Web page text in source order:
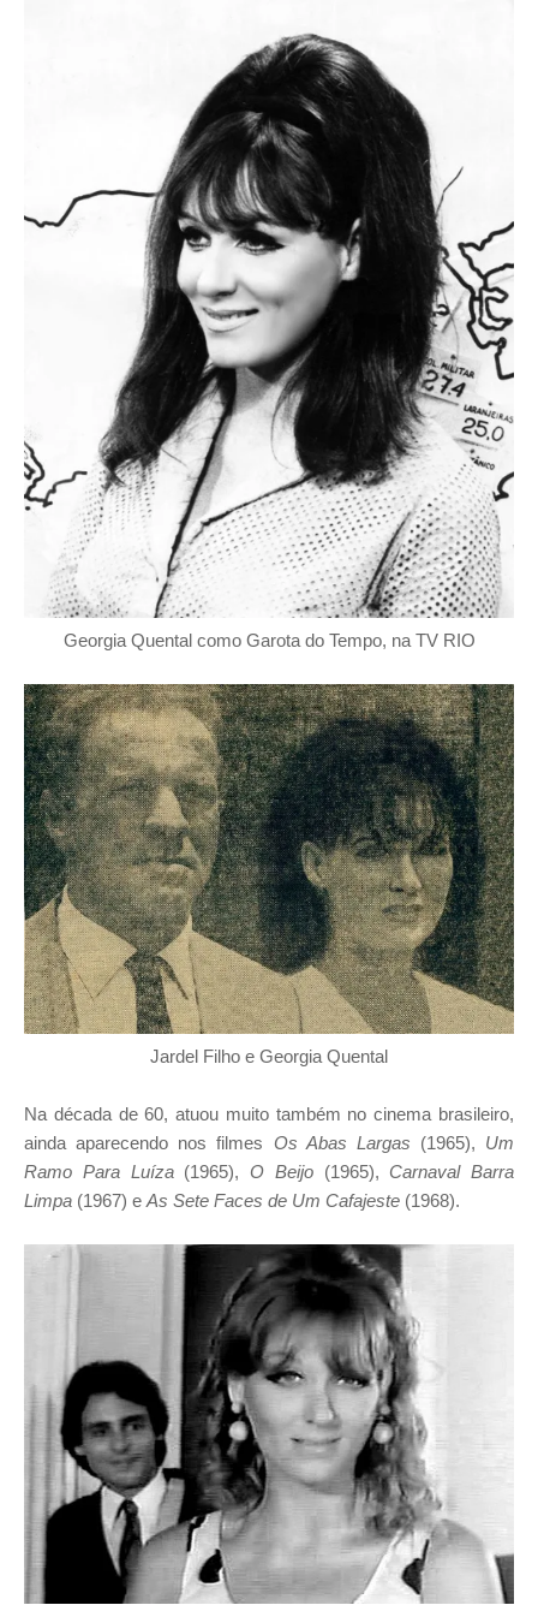
Georgia Quental como Garota do Tempo, na TV RIO
Jardel Filho e Georgia Quental
Na década de 60, atuou muito também no cinema brasileiro,
ainda aparecendo nos filmes Os Abas Largas (1965), Um
Ramo Para Luíza(1965), O Beijo(1965), Carnaval Barra
Limpa (1967) e As Sete Faces de Um Cafajeste (1968).